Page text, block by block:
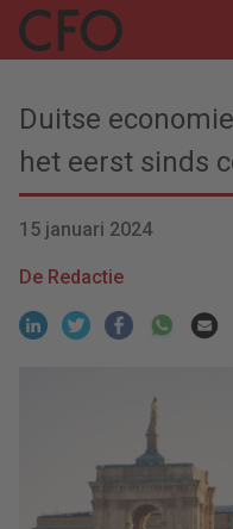
Duitse
het eerst sinds
15 januari 2024
De Redactie